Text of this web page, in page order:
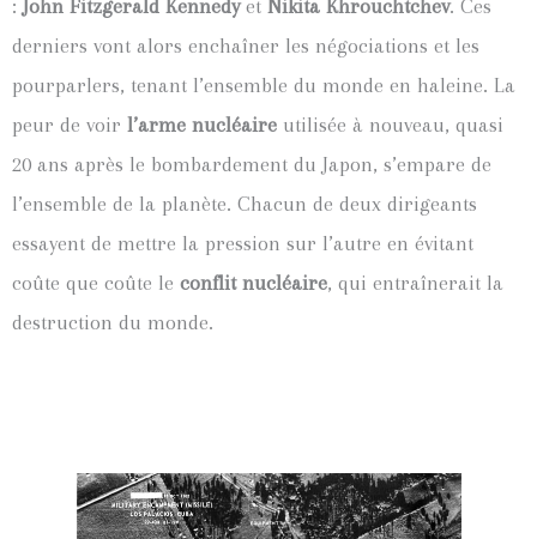
: John Fitzgerald Kennedyet Nikita Khrouchtchev. Ces
derniers vont alors enchaîner les négociations et les
pourparlers, tenant l’ensemble du monde en haleine. La
peur de voir l’arme nucléaire utilisée à nouveau, quasi
20 ans après le bombardement du Japon, s’empare de
l’ensemble de la planète. Chacun de deux dirigeants
essayent de mettre la pression sur l’autre en évitant
coûte que coûte le conflit nucléaire, qui entraînerait la
destruction du monde.